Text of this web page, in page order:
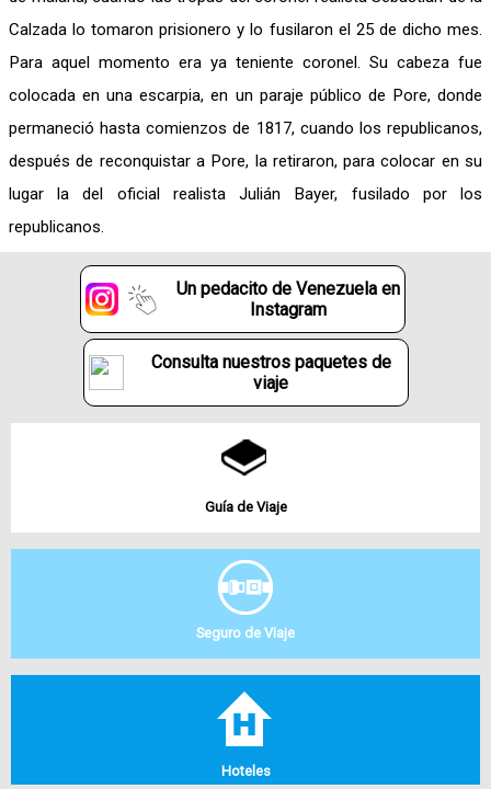
Calzada lo tomaron prisionero y lo fusilaron el 25 de dicho mes.
Para aquel momento era ya teniente coronel. Su cabeza fue
colocada en una escarpia, en un paraje público de Pore, donde
permaneció hasta comienzos de 1817, cuando los republicanos,
después de reconquistar a Pore, la retiraron, para colocar en su
lugar la del oficial realista Julián Bayer, fusilado por los
republicanos.
Un pedacito de Venezuela en
Instagram
Consulta nuestros paquetes de
viaje
Guía de Viaje
Seguro de Viaje
Hoteles